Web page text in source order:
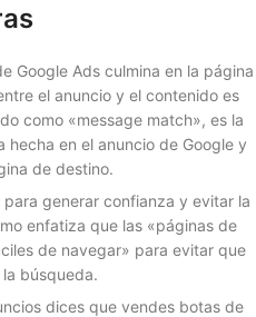
Google Ads culmina en la página
el anuncio y el contenido es
como «message match», es la
en el anuncio de Google y
de destino.
generar confianza y evitar la
enfatiza que las «páginas de
de navegar» para evitar que
búsqueda.
dices que vendes botas de